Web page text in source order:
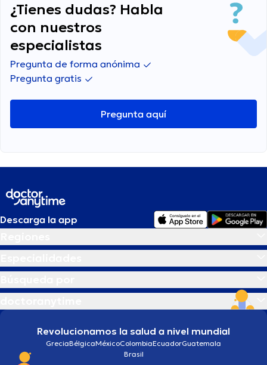
¿Tienes dudas? Habla
con nuestros
especialistas
Pregunta de forma anónima
Pregunta gratis
Pregunta aquí
Descarga la app
Revolucionamos la salud a nivel mundial
GreciaBélgicaMéxicoColombiaEcuadorGuatemala
Brasil